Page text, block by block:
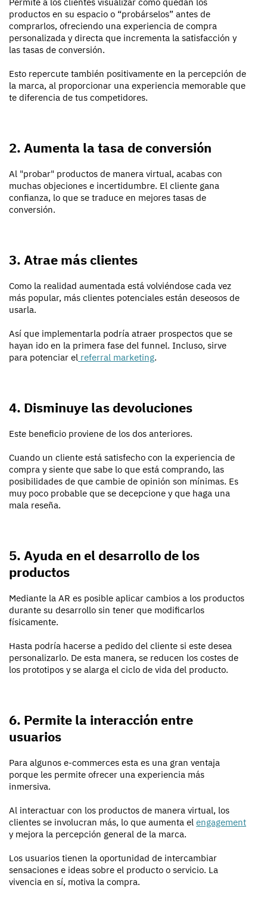
productos en su espacio o “probárselos” antes de
comprarlos, ofreciendo una experiencia de compra
personalizada y directa que incrementa la satisfacción y
las tasas de conversión.
Esto repercute también positivamente en la percepción de
la marca, al proporcionar una experiencia memorable que
te diferencia de tus competidores.
2. Aumenta la tasa de conversión
Al "probar" productos de manera virtual, acabas con
muchas objeciones e incertidumbre. El cliente gana
confianza, lo que se traduce en mejores tasas de
conversión.
3. Atrae más clientes
Como la realidad aumentada está volviéndose cada vez
más popular, más clientes potenciales están deseosos de
usarla.
Así que implementarla podría atraer prospectos que se
hayan ido en la primera fase del funnel. Incluso, sirve
para potenciar el referral marketing.
4. Disminuye las devoluciones
Este beneficio proviene de los dos anteriores.
Cuando un cliente está satisfecho con la experiencia de
compra y siente que sabe lo que está comprando, las
posibilidades de que cambie de opinión son mínimas. Es
muy poco probable que se decepcione y que haga una
mala reseña.
5. Ayuda en el desarrollo de los
productos
Mediante la AR es posible aplicar cambios a los productos
durante su desarrollo sin tener que modificarlos
físicamente.
Hasta podría hacerse a pedido del cliente si este desea
personalizarlo. De esta manera, se reducen los costes de
los prototipos y se alarga el ciclo de vida del producto.
6. Permite la interacción entre
usuarios
Para algunos e-commerces esta es una gran ventaja
porque les permite ofrecer una experiencia más
inmersiva.
Al interactuar con los productos de manera virtual, los
clientes se involucran más, lo que aumenta el engagement
y mejora la percepción general de la marca.
Los usuarios tienen la oportunidad de intercambiar
sensaciones e ideas sobre el producto o servicio. La
vivencia en sí, motiva la compra.